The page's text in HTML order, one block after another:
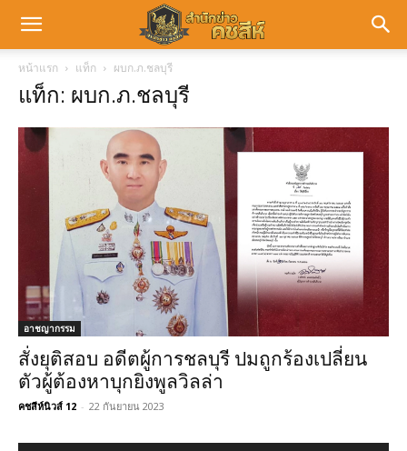
หน้าแรก แท็ก ผบก.ภ.ชลบุรี
แท็ก: ผบก.ภ.ชลบุรี
อาชญากรรม
สั่งยุติสอบ อดีตผู้การชลบุรี ปมถูกร้องเปลี่ยน
ตัวผู้ต้องหาบุกยิงพูลวิลล่า
คชสีห์นิวส์ 12 - 22 กันยายน 2023